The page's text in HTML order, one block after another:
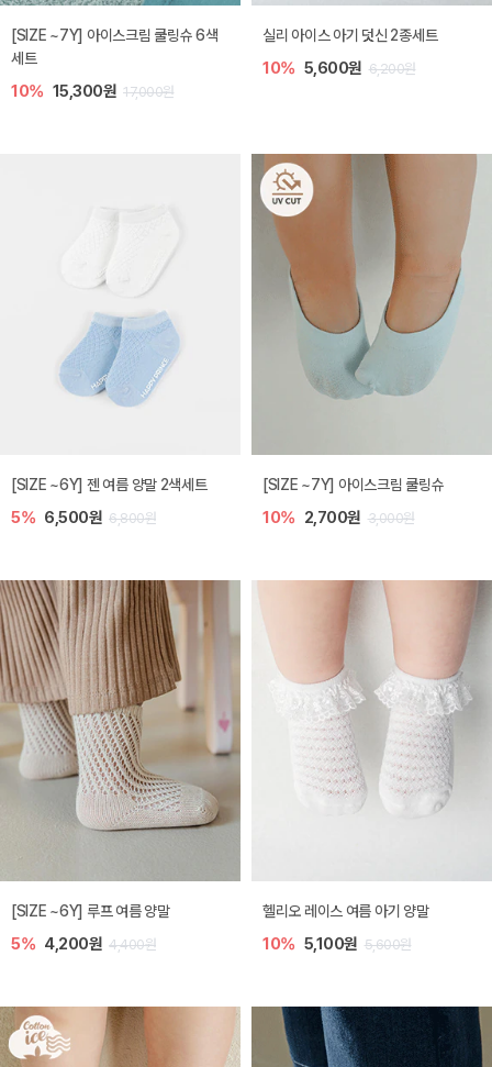
[SIZE ~7Y] 아이스크림 쿨링슈 6색
세트
10% 15,300원 17,000원
실리 아이스 아기 덧신 2종세트
10% 5,600원 6,200원
[SIZE ~6Y] 젠 여름 양말 2색세트
5% 6,500원 6,800원
[SIZE ~7Y] 아이스크림 쿨링슈
10% 2,700원 3,000원
[SIZE ~6Y] 루프 여름 양말
5% 4,200원 4,400원
헬리오 레이스 여름 아기 양말
10% 5,100원 5,600원